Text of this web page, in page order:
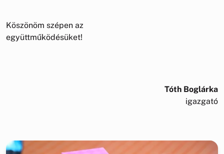
Köszönöm szépen az
Tóth Boglárka
igazgató